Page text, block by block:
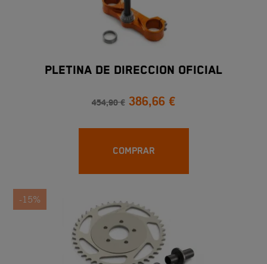
PLETINA DE DIRECCION OFICIAL
454,90 € 386,66 €
COMPRAR
-15%